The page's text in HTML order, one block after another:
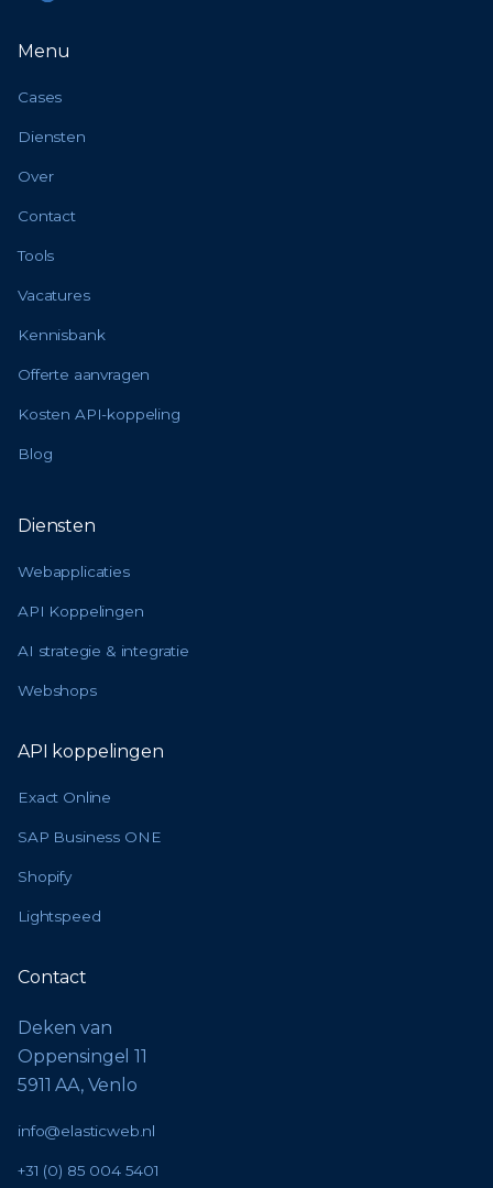
Menu
Cases
Diensten
Over
Contact
Tools
Vacatures
Kennisbank
Offerte aanvragen
Kosten API-koppeling
Blog
Diensten
Webapplicaties
API Koppelingen
AI strategie & integratie
Webshops
API koppelingen
Exact Online
SAP Business ONE
Shopify
Lightspeed
Contact
Deken van
Oppensingel 11
5911 AA, Venlo
info@elasticweb.nl
+31 (0) 85 004 5401